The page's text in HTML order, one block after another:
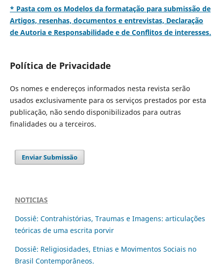
* Pasta com os Modelos da formatação para submissão de
Artigos, resenhas, documentos e entrevistas, Declaração
de Autoria e Responsabilidade e de Conflitos de interesses.
Política de Privacidade
Os nomes e endereços informados nesta revista serão
usados exclusivamente para os serviços prestados por esta
publicação, não sendo disponibilizados para outras
finalidades ou a terceiros.
Enviar Submissão
NOTICIAS
Dossiê: Contrahistórias, Traumas e Imagens: articulações
teóricas de uma escrita porvir
Dossiê: Religiosidades, Etnias e Movimentos Sociais no
Brasil Contemporâneos.